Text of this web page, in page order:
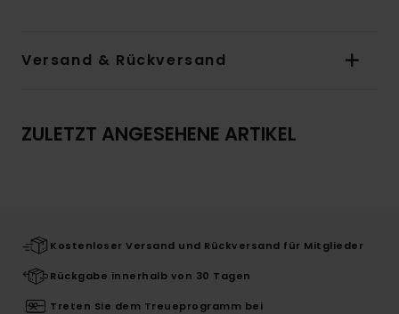
Versand & Rückversand
ZULETZT ANGESEHENE ARTIKEL
Kostenloser Versand und Rückversand für Mitglieder
Rückgabe innerhalb von 30 Tagen
Treten Sie dem Treueprogramm bei